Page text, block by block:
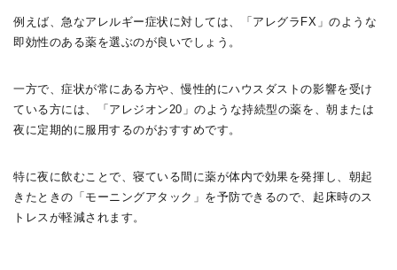
例えば、急なアレルギー症状に対しては、「アレグラFX」のような
即効性のある薬を選ぶのが良いでしょう。
一方で、症状が常にある方や、慢性的にハウスダストの影響を受け
ている方には、「アレジオン20」のような持続型の薬を、朝または
夜に定期的に服用するのがおすすめです。
特に夜に飲むことで、寝ている間に薬が体内で効果を発揮し、朝起
きたときの「モーニングアタック」を予防できるので、起床時のス
トレスが軽減されます。